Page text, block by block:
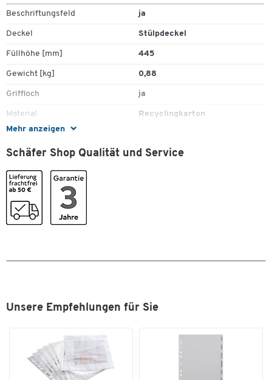
Mehr anzeigen
Beschriftungsfeld ja
Deckel Stülpdeckel
Füllhöhe [mm] 445
Gewicht [kg] 0,88
Griffloch ja
Material Recyclingkarton
Recyclebar
Stück pro Paket 10
Umweltsiegel
Farben
Maße
275
Schäfer Shop Qualität und Service
Unsere Empfehlungen für Sie